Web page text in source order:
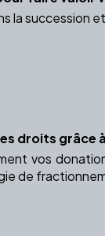
succession
droits grâce
vos
de